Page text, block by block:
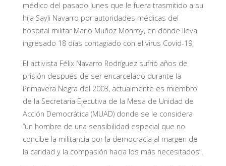
médico del pasado lunes que le fuera trasmitido a su
hija Sayli Navarro por autoridades médicas del
hospital militar Mario Muñoz Monroy, en dónde lleva
ingresado 18 días contagiado con el virus Covid-19,
El activista Félix Navarro Rodríguez sufrió años de
prisión después de ser encarcelado durante la
Primavera Negra del 2003, actualmente es miembro
de la Secretaria Ejecutiva de la Mesa de Unidad de
Acción Democrática (MUAD) donde se le considera
“un hombre de una sensibilidad especial que no
concibe la militancia por la democracia al margen de
la caridad y la compasión hacia los más necesitados”.